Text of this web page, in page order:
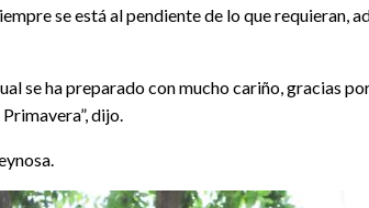
se está al pendiente de lo que requieran,
se ha preparado con mucho cariño, gracias
dijo.